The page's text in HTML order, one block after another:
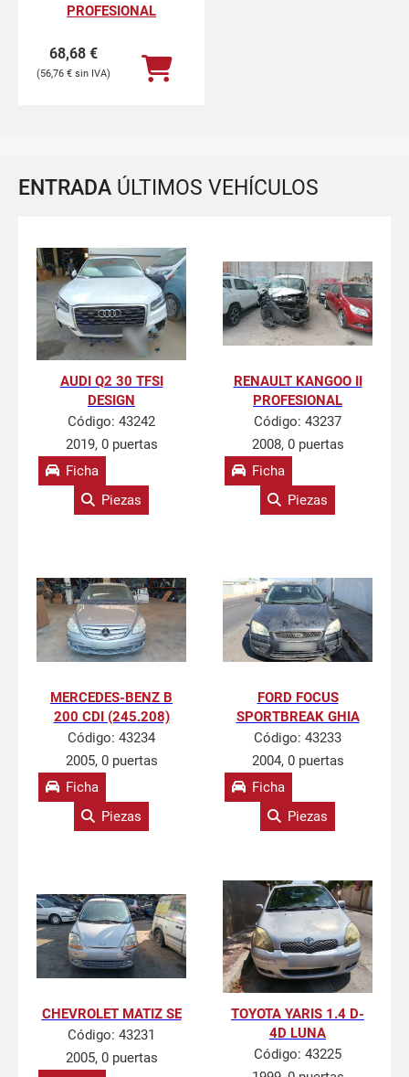
PROFESIONAL
68,68 €
56,76 €
ENTRADA ÚLTIMOS VEHÍCULOS
AUDI Q2 30 TFSI
DESIGN
Código: 43242
2019, 0 puertas
Ficha
Piezas
RENAULT KANGOO II
PROFESIONAL
Código: 43237
2008, 0 puertas
Ficha
Piezas
MERCEDES-BENZ B
200 CDI (245.208)
Código: 43234
2005, 0 puertas
Ficha
Piezas
FORD FOCUS
SPORTBREAK GHIA
Código: 43233
2004, 0 puertas
Ficha
Piezas
CHEVROLET MATIZ SE
Código: 43231
2005, 0 puertas
TOYOTA YARIS 1.4 D-
4D LUNA
Código: 43225